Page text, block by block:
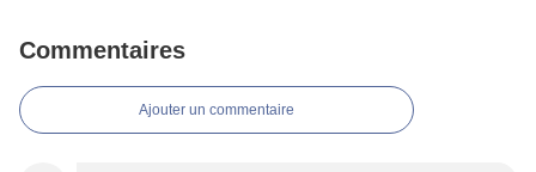
Commentaires
Ajouter un commentaire